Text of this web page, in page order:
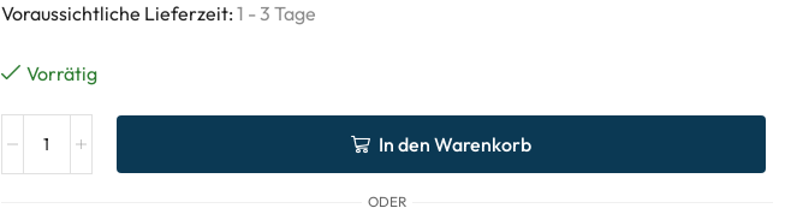
Voraussichtliche Lieferzeit: 1 - 3 Tage
Vorrätig
In den Warenkorb
ODER